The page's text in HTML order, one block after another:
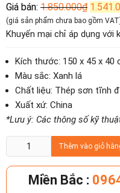
Giá bán: 1.850.000₫ Giá
gốc
là:
(giá sản phẩm chưa bao gồm
Khuyến mại chỉ áp dụng với
Kích thước: 150 x 45 x 40
Màu sắc: Xanh lá
Chất liệu: Thép sơn tĩnh
Xuất xứ: China
*Lưu ý: Các thông số kỹ
băng
không
Thêm vào giỏ
Miền Bắc :